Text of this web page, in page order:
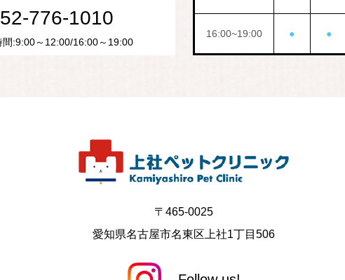
776-1010
間:9:00～12:00/16:00～19:00
16:00~19:00 ● ●
〒465-0025
愛知県名古屋市名東区上社1丁目506